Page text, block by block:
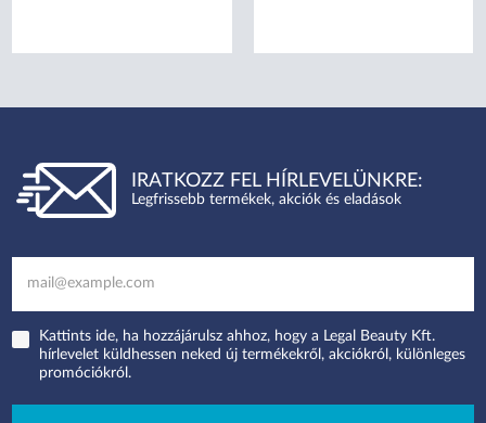
IRATKOZZ FEL HÍRLEVELÜNKRE:
Legfrissebb termékek, akciók és eladások
Kattints ide, ha hozzájárulsz ahhoz, hogy a Legal Beauty Kft.
hírlevelet küldhessen neked új termékekről, akciókról, különleges
promóciókról.